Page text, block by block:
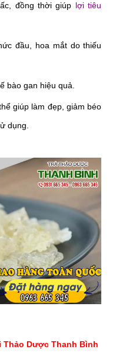
đồng thời giúp lợi tiêu
đầu, hoa mắt do thiếu
bào gan hiệu quả.
giúp làm đẹp, giảm béo
dụng.
Dược Thanh Bình